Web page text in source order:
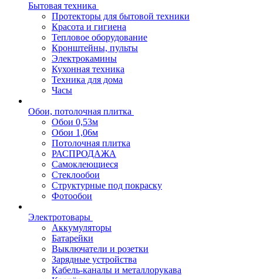
Бытовая техника
Протекторы для бытовой техники
Красота и гигиена
Тепловое оборудование
Кронштейны, пульты
Электрокамины
Кухонная техника
Техника для дома
Часы
Обои, потолочная плитка
Обои 0,53м
Обои 1,06м
Потолочная плитка
РАСПРОДАЖА
Самоклеющиеся
Стеклообои
Структурные под покраску
Фотообои
Электротовары
Аккумуляторы
Батарейки
Выключатели и розетки
Зарядные устройства
Кабель-каналы и металлорукава